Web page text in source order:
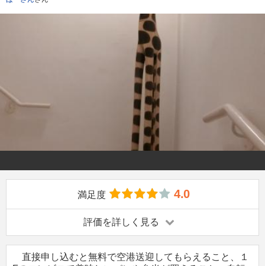
満足度 4.0
評価を詳しく見る
直接申し込むと無料で空港送迎してもらえること、１